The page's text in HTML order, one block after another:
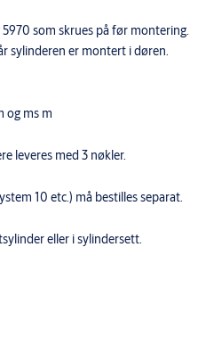
som skrues på før montering.
sylinderen er montert i døren.
og ms m
leveres med 3 nøkler.
10 etc.) må bestilles separat.
eller i sylindersett.